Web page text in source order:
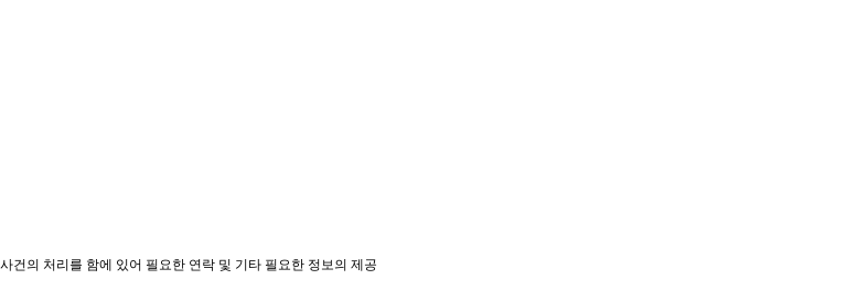
건의 처리를 함에 있어 필요한 연락 및 기타 필요한 정보의 제공